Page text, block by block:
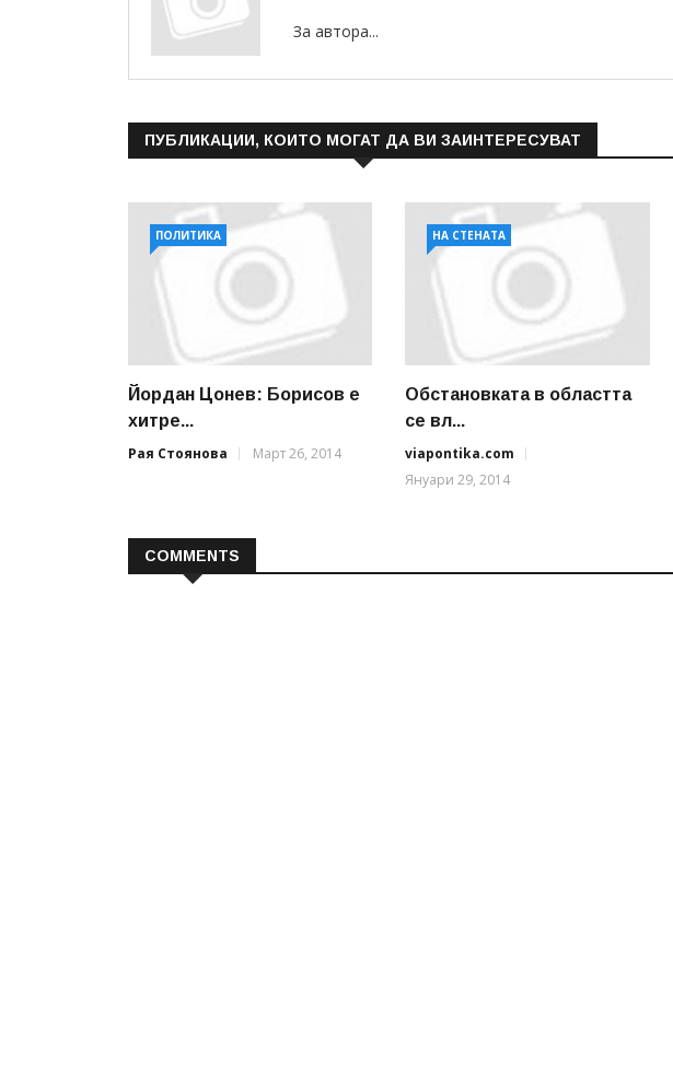
За автора...
ПУБЛИКАЦИИ, КОИТО МОГАТ ДА ВИ ЗАИНТЕРЕСУВАТ
ПОЛИТИКА
Йордан Цонев: Борисов е
хитре...
Рая Стоянова
Март 26, 2014
НА СТЕНАТА
Обстановката в областта
се вл...
viapontika.com
Януари 29, 2014
COMMENTS